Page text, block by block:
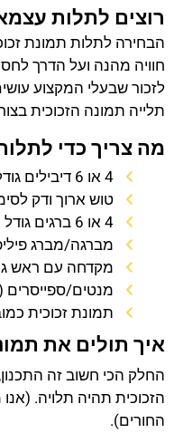
רוצים לתלות
הבחירה לתלות תמונת
חוויה מהנה ועל הדרך
לזכור שבעלי המקצוע
תלייה תמונה הזכוכית
מה צריך כדי
4 או 6 דיבילים גודל 7
טוש ארוך ודק
4 או 6 ברגים גודל 7
מברגה/מברג
מקדחה עם ראש
מנטים/
תמונת זכוכית
איך תולים את
החלק הכי חשוב זה
הזכוכית תהיה תלויה.
החורים).